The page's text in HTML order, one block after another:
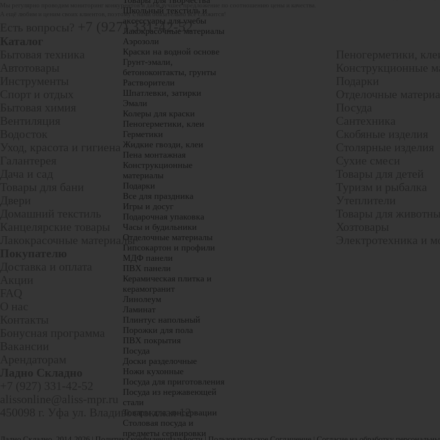
Школьный текстиль и
аксессуары для учебы
Лакокрасочные материалы
Аэрозоли
Краски на водной основе
Грунт-эмали,
бетоноконтакты, грунты
Растворители
Шпатлевки, затирки
Эмали
Колеры для краски
Пеногерметики, клеи
Герметики
Жидкие гвозди, клеи
Пена монтажная
Конструкционные
материалы
Подарки
Все для праздника
Игры и досуг
Подарочная упаковка
Часы и будильники
Отделочные материалы
Гипсокартон и профили
МДФ панели
ПВХ панели
Керамическая плитка и
керамогранит
Линолеум
Ламинат
Плинтус напольный
Порожки для пола
ПВХ покрытия
Посуда
Доски разделочные
Ножи кухонные
Посуда для приготовления
Посуда из нержавеющей
стали
Товары для консервации
Столовая посуда и
предметы сервировки
Мы регулярно проводим мониторинг конкурентов и даем лучшее предложение по соотношению цены и качества.
А ещё любим и ценим своих клиентов, поэтому с нами обязательно всё сложится!
+7 (927) 331-42-52
Лакокрасочные материалы
ул. Владивостокская 12